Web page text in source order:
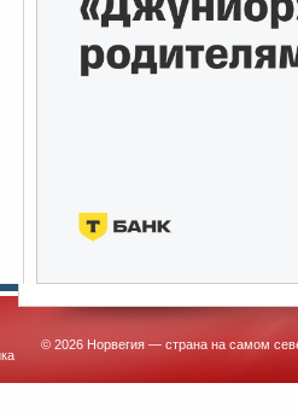
© 2026 Норвегия — страна на самом